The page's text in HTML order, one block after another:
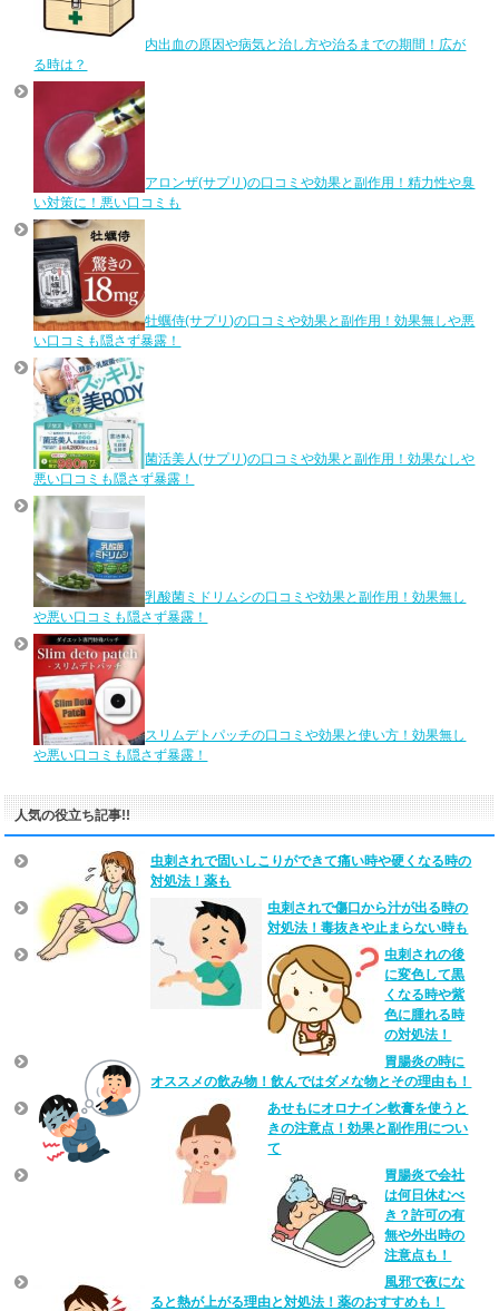
内出血の原因や病気と治し方や治るまでの期間！広が
る時は？
アロンザ(サプリ)の口コミや効果と副作用！精力性や臭
い対策に！悪い口コミも
牡蠣侍(サプリ)の口コミや効果と副作用！効果無しや悪
い口コミも隠さず暴露！
菌活美人(サプリ)の口コミや効果と副作用！効果なしや
悪い口コミも隠さず暴露！
乳酸菌ミドリムシの口コミや効果と副作用！効果無し
や悪い口コミも隠さず暴露！
スリムデトパッチの口コミや効果と使い方！効果無し
や悪い口コミも隠さず暴露！
人気の役立ち記事!!
虫刺されで固いしこりができて痛い時や硬くなる時の
対処法！薬も
虫刺されで傷口から汁が出る時の
対処法！毒抜きや止まらない時も
虫刺されの後
に変色して黒
くなる時や紫
色に腫れる時
の対処法！
胃腸炎の時に
オススメの飲み物！飲んではダメな物とその理由も！
あせもにオロナイン軟膏を使うと
きの注意点！効果と副作用につい
て
胃腸炎で会社
は何日休むべ
き？許可の有
無や外出時の
注意点も！
風邪で夜にな
ると熱が上がる理由と対処法！薬のおすすめも！